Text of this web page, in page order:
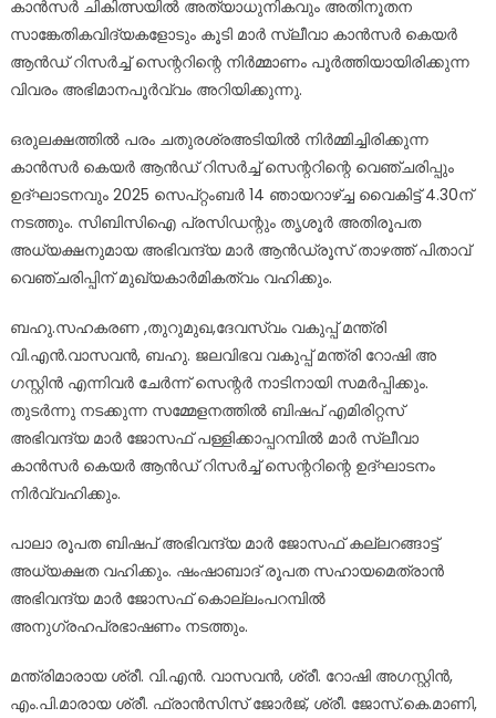
കാൻസർ ചികിത്സയിൽ അത്യാധുനികവും അതിനൂതന
സാങ്കേതികവിദ്യകളോടും കൂടി മാർ സ്ലീവാ കാൻസർ കെയർ
ആൻഡ് റിസർച്ച് സെന്ററിന്റെ നിർമ്മാണം പൂർത്തിയായിരിക്കുന്ന
വിവരം അഭിമാനപൂർവ്വം അറിയിക്കുന്നു.
ഒരുലക്ഷത്തിൽ പരം ചതുരശ്രഅടിയിൽ നിർമ്മിച്ചിരിക്കുന്ന
കാൻസർ കെയർ ആൻഡ് റിസർച്ച് സെന്ററിന്റെ വെഞ്ചരിപ്പും
ഉദ്ഘാടനവും 2025 സെപ്റ്റംബർ 14 ഞായറാഴ്ച്ച വൈകിട്ട് 4.30ന്
നടത്തും. സിബിസിഐ പ്രസിഡന്റും തൃശൂർ അതിരൂപത
അധ്യക്ഷനുമായ അഭിവന്ദ്യ മാർ ആൻഡ്രൂസ് താഴത്ത് പിതാവ്
വെഞ്ചരിപ്പിന് മുഖ്യകാർമികത്വം വഹിക്കും.
ബഹു.സഹകരണ ,തുറുമുഖ,ദേവസ്വം വകുപ്പ് മന്ത്രി
വി.എൻ.വാസവൻ, ബഹു. ജലവിഭവ വകുപ്പ് മന്ത്രി റോഷി അ​
ഗസ്റ്റിൻ എന്നിവർ ചേർന്ന് സെന്റർ നാടിനായി സമർപ്പിക്കും.
തുടർന്നു നടക്കുന്ന സമ്മേളനത്തിൽ ബിഷപ് എമിരിറ്റസ്
അഭിവന്ദ്യ മാർ ജോസഫ് പള്ളിക്കാപ്പറമ്പിൽ മാർ സ്ലീവാ
കാൻസർ കെയർ ആൻഡ് റിസർച്ച് സെന്ററിന്റെ ഉദ്ഘാടനം
നിർവ്വഹിക്കും.
പാലാ രൂപത ബിഷപ് അഭിവന്ദ്യ മാർ ജോസഫ് കല്ലറങ്ങാട്ട്
അധ്യക്ഷത വഹിക്കും. ഷംഷാബാദ് രൂപത സഹായമെത്രാൻ
അഭിവന്ദ്യ മാർ ജോസഫ് കൊല്ലംപറമ്പിൽ
അനുഗ്രഹപ്രഭാഷണം നടത്തും.
മന്ത്രിമാരായ ശ്രീ. വി.എൻ. വാസവൻ, ശ്രീ. റോഷി അഗസ്റ്റിൻ,
എം.പി.മാരായ ശ്രീ. ഫ്രാൻസിസ് ജോർജ്, ശ്രീ. ജോസ്.കെ.മാണി,